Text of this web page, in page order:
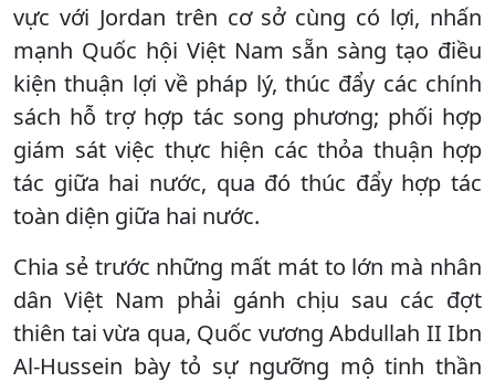
vực với Jordan trên cơ sở cùng có lợi, nhấn
mạnh Quốc hội Việt Nam sẵn sàng tạo điều
kiện thuận lợi về pháp lý, thúc đẩy các chính
sách hỗ trợ hợp tác song phương; phối hợp
giám sát việc thực hiện các thỏa thuận hợp
tác giữa hai nước, qua đó thúc đẩy hợp tác
toàn diện giữa hai nước.
Chia sẻ trước những mất mát to lớn mà nhân
dân Việt Nam phải gánh chịu sau các đợt
thiên tai vừa qua, Quốc vương Abdullah II Ibn
Al-Hussein bày tỏ sự ngưỡng mộ tinh thần